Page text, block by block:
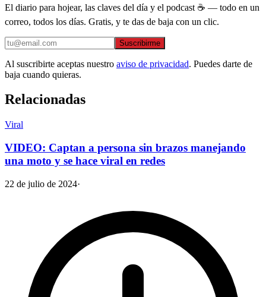
El diario para hojear, las claves del día y el podcast ☕ — todo en un
correo, todos los días. Gratis, y te das de baja con un clic.
Suscribirme
Al suscribirte aceptas nuestro aviso de privacidad. Puedes darte de
baja cuando quieras.
Relacionadas
Viral
VIDEO: Captan a persona sin brazos manejando
una moto y se hace viral en redes
22 de julio de 2024·